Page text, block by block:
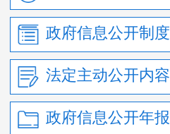
政府信息公开制度
法定主动公开内容
政府信息公开年报